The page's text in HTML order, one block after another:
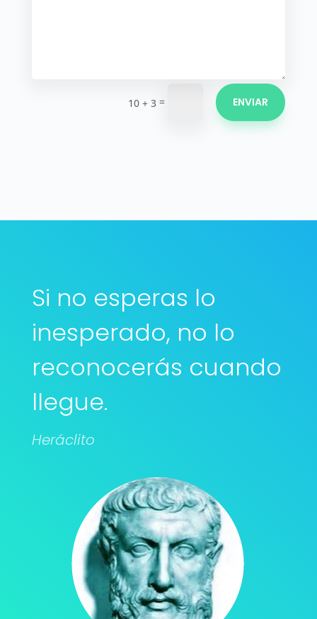
10 + 3 = ENVIAR
Si no esperas lo
inesperado, no lo
reconocerás cuando
llegue.
Heráclito